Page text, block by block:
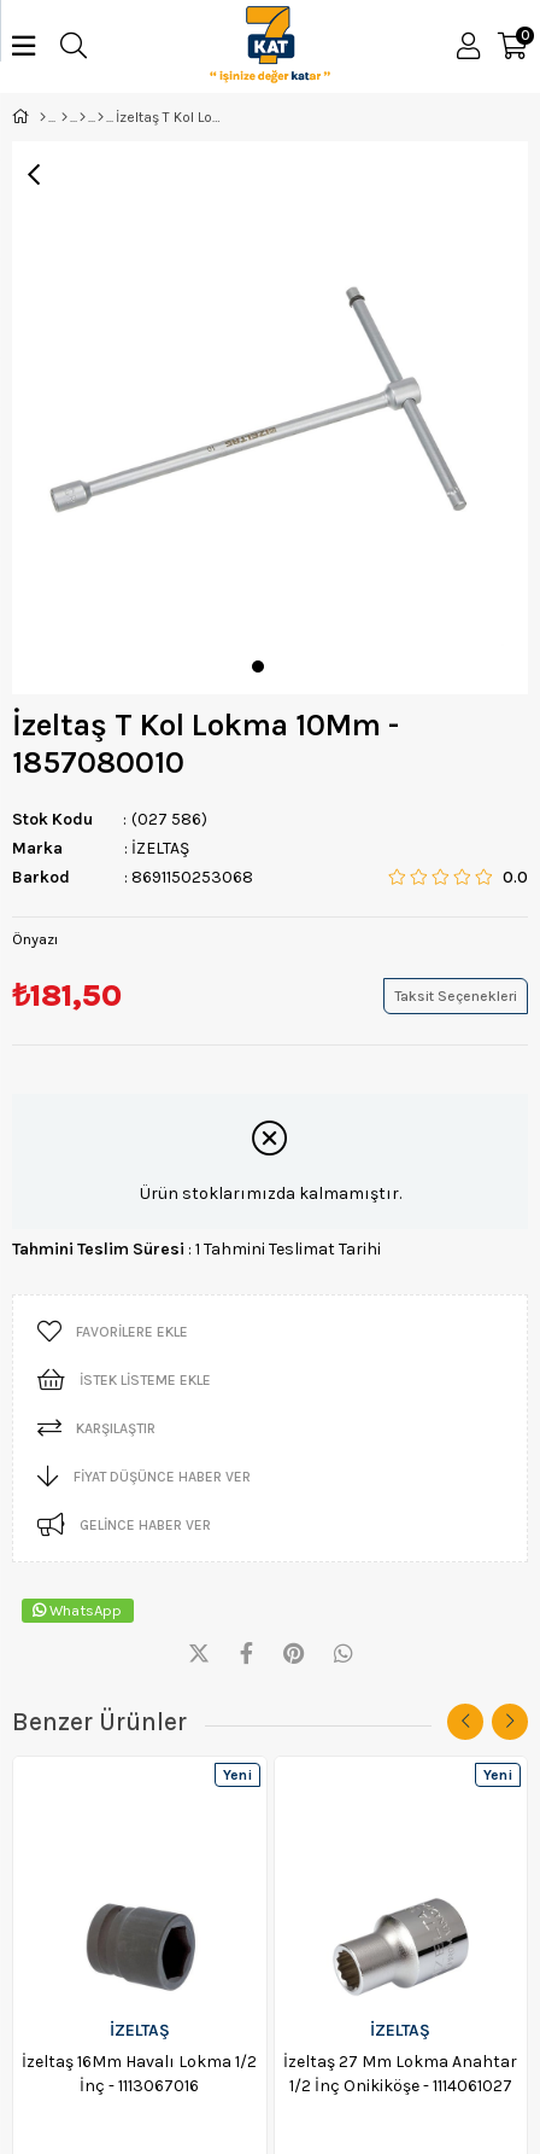
0
İzeltaş T Kol Lokma 10Mm -
1857080010
Stok Kodu
(027 586)
Marka
: İZELTAŞ
Barkod
: 8691150253068 0.0
Önyazı
₺181,50 Taksit Seçenekleri
Ürün stoklarımızda kalmamıştır.
Tahmini Teslim Süresi : 1 Tahmini Teslimat Tarihi
FAVORILERE EKLE
İSTEK LISTEME EKLE
KARŞILAŞTIR
FIYAT DÜŞÜNCE HABER VER
GELINCE HABER VER
WhatsApp
Benzer Ürünler
İZELTAŞ
İzeltaş 16Mm Havalı Lokma 1/2
İnç - 1113067016
Yeni
İZELTAŞ
İzeltaş 27 Mm Lokma Anahtar
1/2 İnç Onikiköşe - 1114061027
Yeni